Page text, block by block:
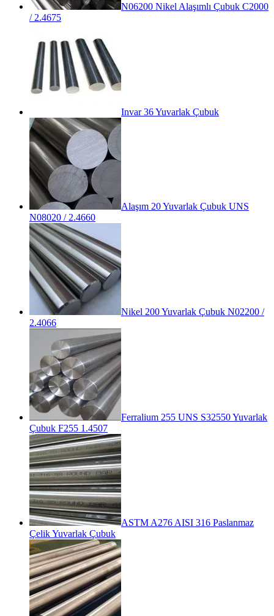
N06200 Nikel Alaşımlı Çubuk C2000
/ 2.4675
Invar 36 Yuvarlak Çubuk
Alaşım 20 Yuvarlak Çubuk UNS
N08020 / 2.4660
Nikel 200 Yuvarlak Çubuk N02200 /
2.4066
Ferralium 255 UNS S32550 Yuvarlak
Çubuk F255 1.4507
ASTM A276 AISI 316 Paslanmaz
Çelik Yuvarlak Çubuk